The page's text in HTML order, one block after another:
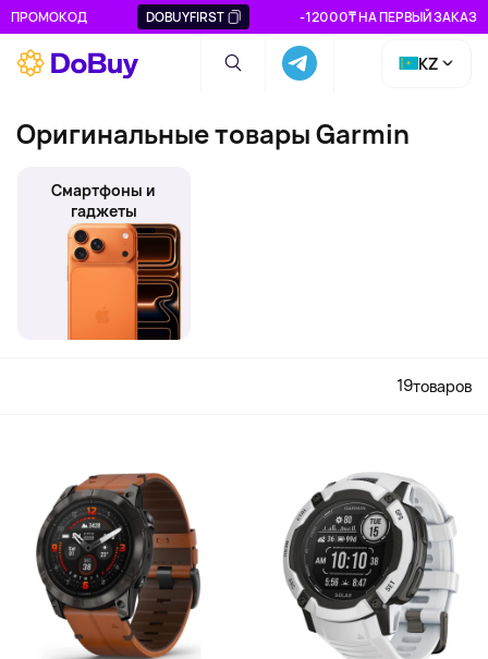
ПРОМОКОД DOBUYFIRST -12000₸ НА ПЕРВЫЙ ЗАКАЗ
KZ
Оригинальные товары Garmin
Смартфоны и
гаджеты
19товаров